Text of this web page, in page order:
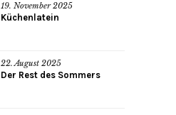
19. November 2025
Küchenlatein
22. August 2025
Der Rest des Sommers